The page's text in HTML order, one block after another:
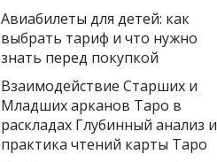
Авиабилеты для детей: как
выбрать тариф и что нужно
знать перед покупкой
Взаимодействие Старших и
Младших арканов Таро в
раскладах Глубинный анализ и
практика чтений карты Таро